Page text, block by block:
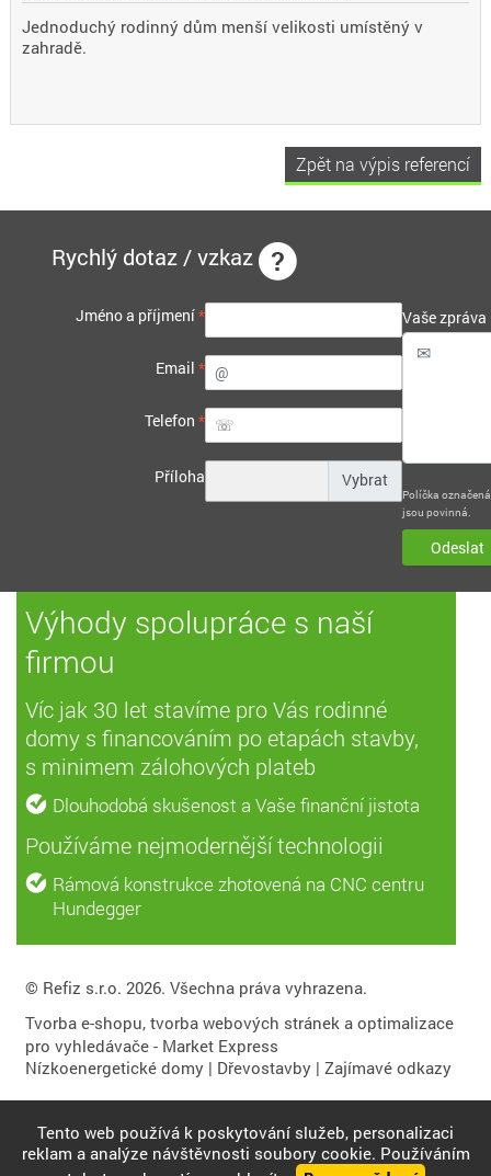
Jednoduchý rodinný dům menší velikosti umístěný v
zahradě.
Zpět na výpis referencí
Rychlý dotaz / vzkaz
Jméno a příjmení*
Email *
Telefon *
Příloha
Vaše zpráva
Políčka
jsou povinná.
Odeslat
Výhody spolupráce s naší
firmou
Víc jak 30 let stavíme pro Vás rodinné
domy s financováním po etapách stavby,
s minimem zálohových plateb
Dlouhodobá skušenost a Vaše finanční jistota
Používáme nejmodernější technologii
Rámová konstrukce zhotovená na CNC centru
Hundegger
© Refiz s.r.o. 2026. Všechna práva vyhrazena.
Tvorba e-shopu,tvorba webových stránek aoptimalizace
pro vyhledávače - Market Express
Nízkoenergetické domy | Dřevostavby |Zajímavé odkazy
Tento web používá k poskytování služeb, personalizaci
reklam a analýze návštěvnosti soubory cookie. Používáním